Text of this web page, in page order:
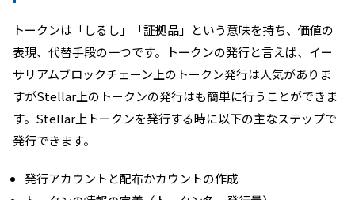
トークンは「しるし」「証拠品」という意味を持ち、価値の
表現、代替手段の一つです。トークンの発行と言えば、イー
サリアムブロックチェーン上のトークン発行は人気がありま
すがStellar上のトークンの発行はも簡単に行うことができま
す。 Stellar上トークンを発行する時に以下の主なステップで
発行できます。
発行アカウントと配布かカウントの作成